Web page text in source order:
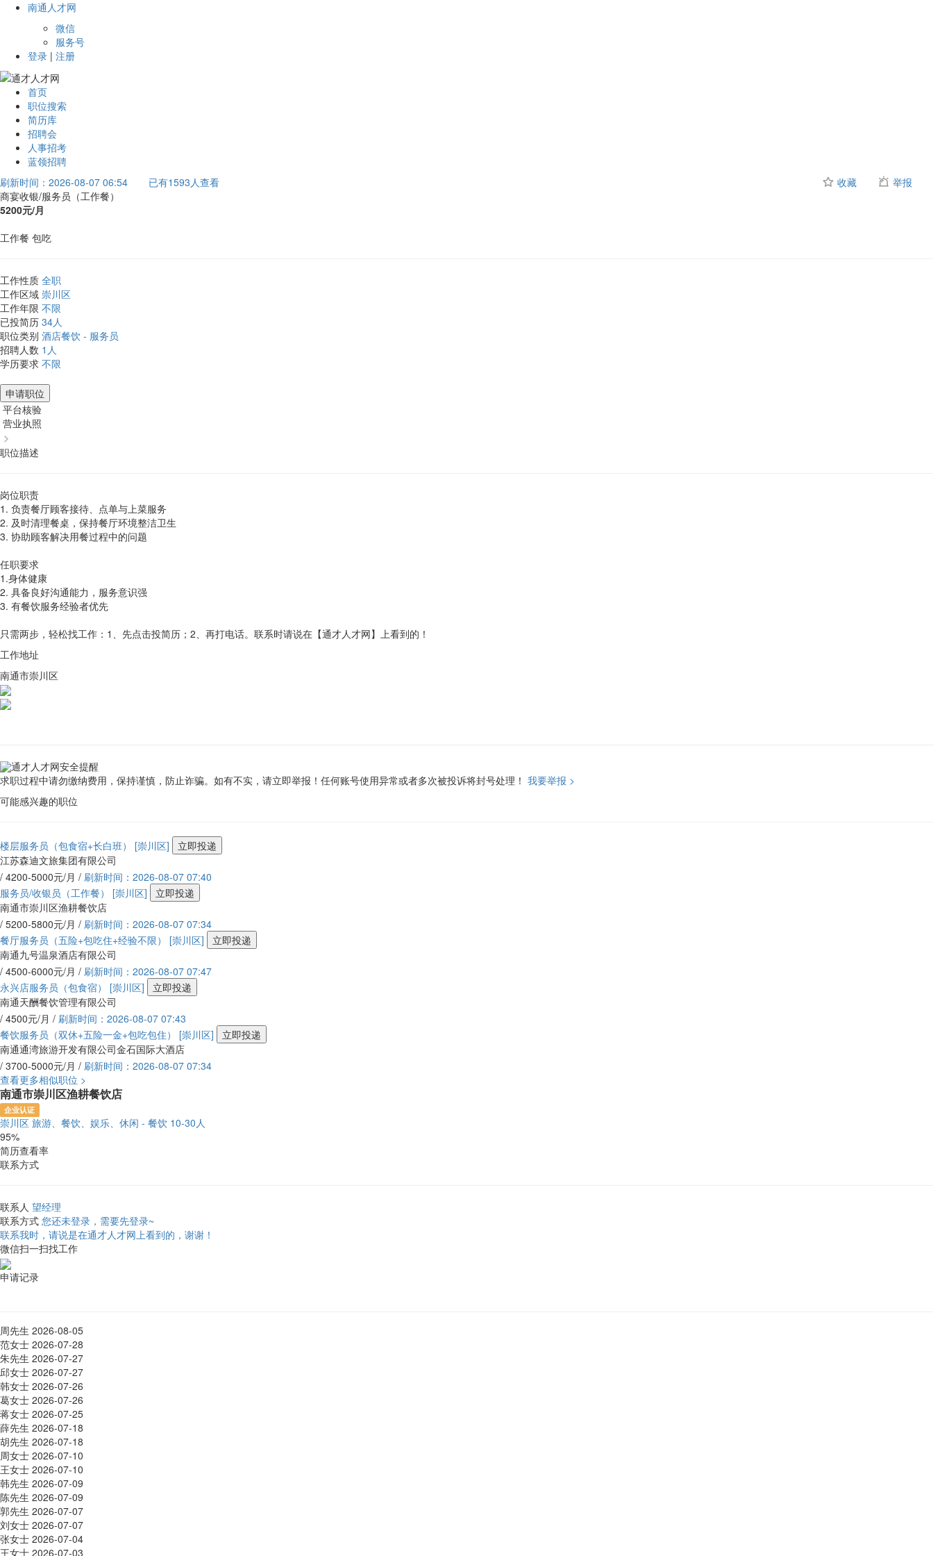
南通人才网
微信
服务号
登录 | 注册
首页
职位搜索
简历库
招聘会
人事招考
蓝领招聘
刷新时间：2026-08-07 06:54
已有1593人查看 收藏
举报
商宴收银/服务员（工作餐）
5200元/月
工作餐 包吃
工作性质 全职
工作区域 崇川区
工作年限 不限
已投简历 34人
职位类别 酒店餐饮 - 服务员
招聘人数 1人
学历要求 不限
申请职位
平台核验
营业执照
职位描述
岗位职责
1. 负责餐厅顾客接待、点单与上菜服务
2. 及时清理餐桌，保持餐厅环境整洁卫生
3. 协助顾客解决用餐过程中的问题
任职要求
1.身体健康
2. 具备良好沟通能力，服务意识强
3. 有餐饮服务经验者优先
只需两步，轻松找工作：1、先点击投简历；2、再打电话。联系时请说在【通才人才网】上看到的！
工作地址
南通市崇川区
通才人才网安全提醒
求职过程中请勿缴纳费用，保持谨慎，防止诈骗。如有不实，请立即举报！任何账号使用异常或者多次被投诉将封号处理！ 我要举报 >
可能感兴趣的职位
楼层服务员（包食宿+长白班） [崇川区]
立即投递
江苏森迪文旅集团有限公司
/ 4200-5000元/月 / 刷新时间：2026-08-07 07:40
服务员/收银员（工作餐） [崇川区]
立即投递
南通市崇川区渔耕餐饮店
/ 5200-5800元/月 / 刷新时间：2026-08-07 07:34
餐厅服务员（五险+包吃住+经验不限） [崇川区]
立即投递
南通九号温泉酒店有限公司
/ 4500-6000元/月 / 刷新时间：2026-08-07 07:47
永兴店服务员（包食宿） [崇川区]
立即投递
南通天酬餐饮管理有限公司
/ 4500元/月 / 刷新时间：2026-08-07 07:43
餐饮服务员（双休+五险一金+包吃包住） [崇川区]
立即投递
南通通湾旅游开发有限公司金石国际大酒店
/ 3700-5000元/月 / 刷新时间：2026-08-07 07:34
查看更多相似职位 >
南通市崇川区渔耕餐饮店
企业认证
崇川区 旅游、餐饮、娱乐、休闲 - 餐饮 10-30人
95%
简历查看率
联系方式
联系人 望经理
联系方式 您还未登录，需要先登录~
联系我时，请说是在通才人才网上看到的，谢谢！
微信扫一扫找工作
申请记录
周先生 2026-08-05
范女士 2026-07-28
朱先生 2026-07-27
邱女士 2026-07-27
韩女士 2026-07-26
葛女士 2026-07-26
蒋女士 2026-07-25
薛先生 2026-07-18
胡先生 2026-07-18
周女士 2026-07-10
王女士 2026-07-10
韩先生 2026-07-09
陈先生 2026-07-09
郭先生 2026-07-07
刘女士 2026-07-07
张女士 2026-07-04
王女士 2026-07-03